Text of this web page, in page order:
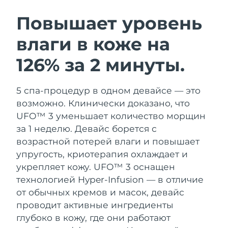
Повышает уровень
влаги в коже на
126% за 2 минуты.
5 спа-процедур в одном девайсе — это
возможно. Клинически доказано, что
UFO™ 3 уменьшает количество морщин
за 1 неделю. Девайс борется с
возрастной потерей влаги и повышает
упругость, криотерапия охлаждает и
укрепляет кожу. UFO™ 3 оснащен
технологией Hyper-Infusion — в отличие
от обычных кремов и масок, девайс
проводит активные ингредиенты
глубоко в кожу, где они работают
Очищение кожи
Anti-aging massage
LUNA™ 4 Plus
Massage, LED heating
LUNA™ 4 Men
For men, anti-aging massage
Лифтинг
Microcurrent toning
BEAR™ 2 go
Microcurrent toning on-the-go
BEAR™ 2 eyes & lips
Microcurrent line smoothing device
Увлажнение
UFO™ 3 набор
Deep facial hydration
UFO™ 3 LED
Near-infrared and red light therapy
device
Забота о полости рта
issa™ 4
Hybrid silicone sonic toothbrush
issa™ 4 plus
Smart hybrid silicone sonic toothbrush
FAQ™ АНТИВОЗРАСТНОЙ УХОД
Омоложение LED-процедуры
NEW
Австралия
Ожидаемая дата доставки
Ожидаемая дата доставки
Бахрейн
Ожидаемая дата доставки
Бельгия
Ожидаемая дата доставки
9/8/26
Бермудские о-ва
Ожидаемая дата доставки
Босния и
Герцеговина
Ожидаемая дата доставки